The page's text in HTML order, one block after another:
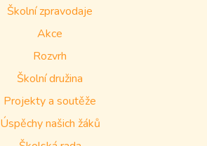
Školní zpravodaje
Akce
Rozvrh
Školní družina
Projekty a soutěže
Úspěchy našich žáků